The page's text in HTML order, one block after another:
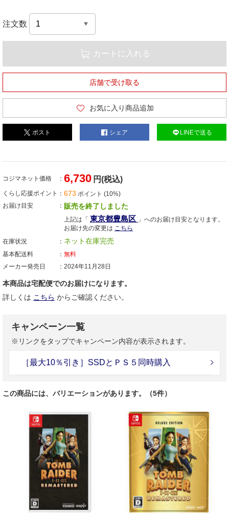
注文数
カートに入れる
店舗で受け取る
お気に入り商品追加
ポスト シェア LINEで送る
コジマネット価格 6,730 円(税込)
くらし応援ポイント 673 ポイント (10%)
お届け目安
販売を終了しました
上記は「 東京都豊島区 」へのお届け目安となります。
お届け先の変更は こちら
在庫状況
ネット在庫完売
基本配送料
無料
メーカー発売日
2024年11月28日
本商品は宅配便でのお届けになります。
詳しくは こちら からご確認ください。
キャンペーン一覧
※リンクをタップでキャンペーン内容が表示されます。
［最大10％引き］SSDとＰＳ５同時購入
この商品には、バリエーションがあります。（5件）